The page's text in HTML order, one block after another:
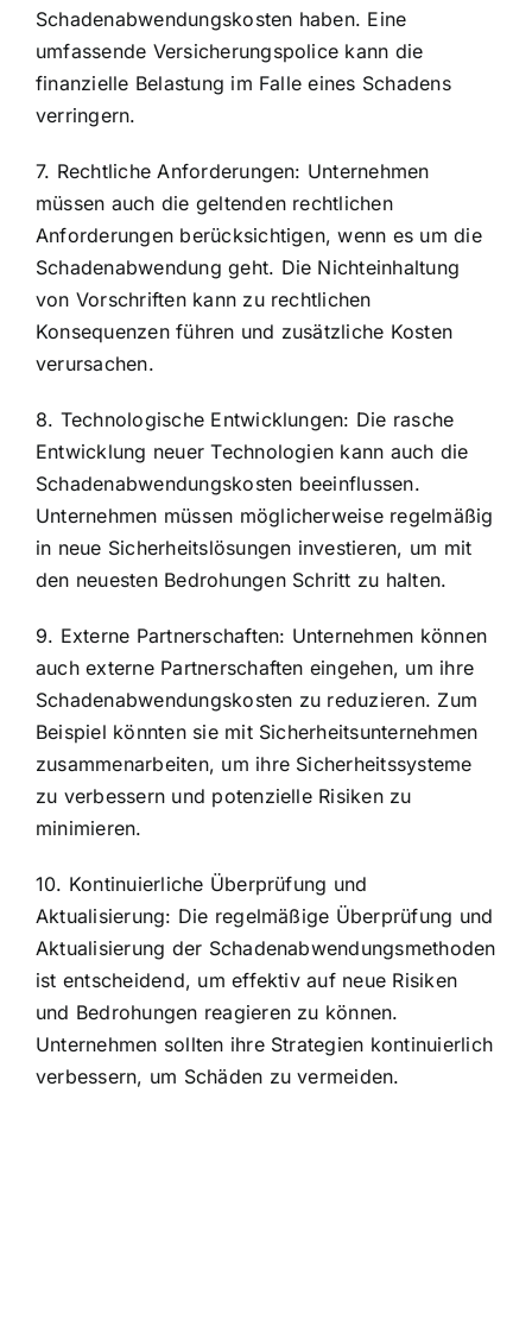
Schadenabwendungskosten haben. Eine
umfassende Versicherungspolice kann die
finanzielle Belastung im Falle eines Schadens
verringern.
7. Rechtliche Anforderungen: Unternehmen
müssen auch die geltenden rechtlichen
Anforderungen berücksichtigen, wenn es um die
Schadenabwendung geht. Die Nichteinhaltung
von Vorschriften kann zu rechtlichen
Konsequenzen führen und zusätzliche Kosten
verursachen.
8. Technologische Entwicklungen: Die rasche
Entwicklung neuer Technologien kann auch die
Schadenabwendungskosten beeinflussen.
Unternehmen müssen möglicherweise regelmäßig
in neue Sicherheitslösungen investieren, um mit
den neuesten Bedrohungen Schritt zu halten.
9. Externe Partnerschaften: Unternehmen können
auch externe Partnerschaften eingehen, um ihre
Schadenabwendungskosten zu reduzieren. Zum
Beispiel könnten sie mit Sicherheitsunternehmen
zusammenarbeiten, um ihre Sicherheitssysteme
zu verbessern und potenzielle Risiken zu
minimieren.
10. Kontinuierliche Überprüfung und
Aktualisierung: Die regelmäßige Überprüfung und
Aktualisierung der Schadenabwendungsmethoden
ist entscheidend, um effektiv auf neue Risiken
und Bedrohungen reagieren zu können.
Unternehmen sollten ihre Strategien kontinuierlich
verbessern, um Schäden zu vermeiden.